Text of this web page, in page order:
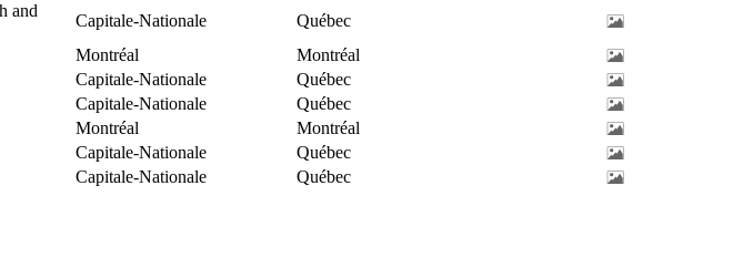
and
Capitale-Nationale
Québec
Montréal
Montréal
Capitale-Nationale
Québec
Capitale-Nationale
Québec
Montréal
Montréal
Capitale-Nationale
Québec
Capitale-Nationale Québec